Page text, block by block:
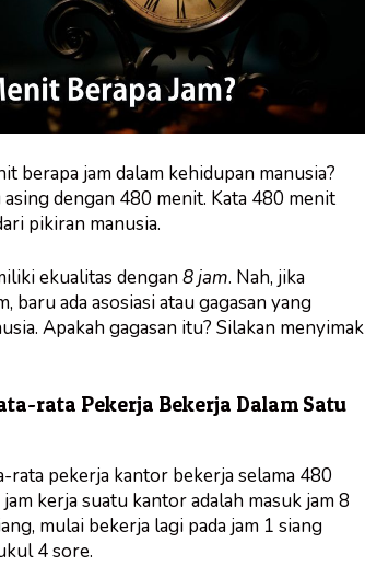
berapa jam dalam kehidupan manusia?
dengan 480 menit. Kata 480 menit
pikiran manusia.
ekualitas dengan8 jam. Nah, jika
baru ada asosiasi atau gagasan yang
Apakah gagasan itu? Silakan menyimak
rata Pekerja Bekerja Dalam Satu
rata pekerja kantor bekerja selama 480
kerja suatu kantor adalah masuk jam 8
mulai bekerja lagi pada jam 1 siang
4 sore.